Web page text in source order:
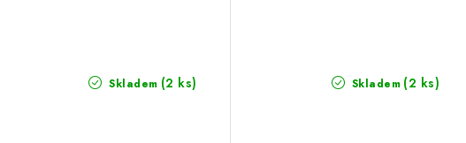
Skladem (2 ks) Skladem (2 ks)